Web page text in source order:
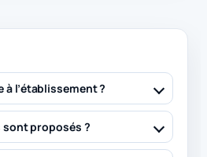
l’établissement ?
sont proposés ?